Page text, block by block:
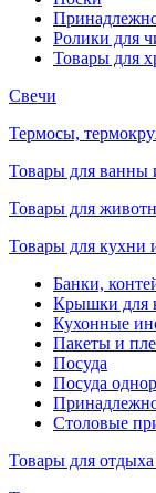
Ролики для
Товары для
Свечи
Термосы,
Товары для ванны
Товары для
Товары для кухни
Банки,
Крышки для
Кухонные
Пакеты и
Посуда
Посуда
Столовые
Товары для